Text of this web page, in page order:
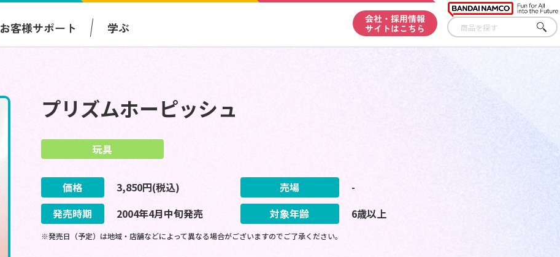
お客様サポート 学ぶ
会社・採用情報
サイトはこちら
さが
す
プリズムホーピッシュ
玩具
価格 3,850円(税込) 売場
-
発売時期
2004年4月中旬発売 対象年齢 6歳以上
※発売日（予定）は地域・店舗などによって異なる場合がございますのでご了承ください。